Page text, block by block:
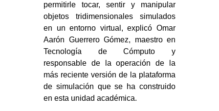
permitirle tocar, sentir y manipular
objetos tridimensionales simulados
en un entorno virtual, explicó Omar
Aarón Guerrero Gómez, maestro en
Tecnología de Cómputo y
responsable de la operación de la
más reciente versión de la plataforma
de simulación que se ha construido
en esta unidad académica.